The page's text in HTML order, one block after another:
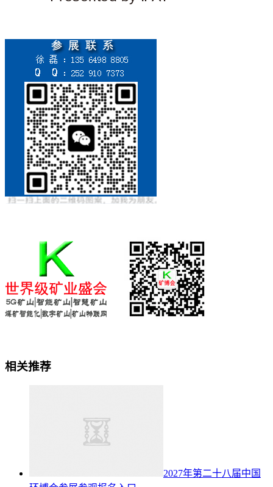
相关推荐
2027年第二十八届中国